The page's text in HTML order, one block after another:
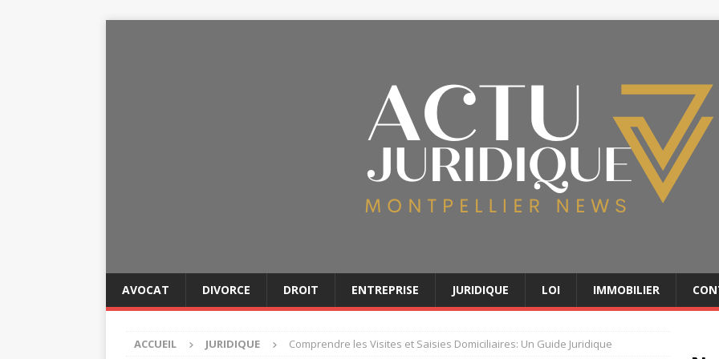
AVOCAT DIVORCE DROIT ENTREPRISE JURIDIQUE LOI IMMOBILIER
ACCUEIL JURIDIQUE Comprendre les Visites et Saisies Domiciliaires: Un Guide Juridique